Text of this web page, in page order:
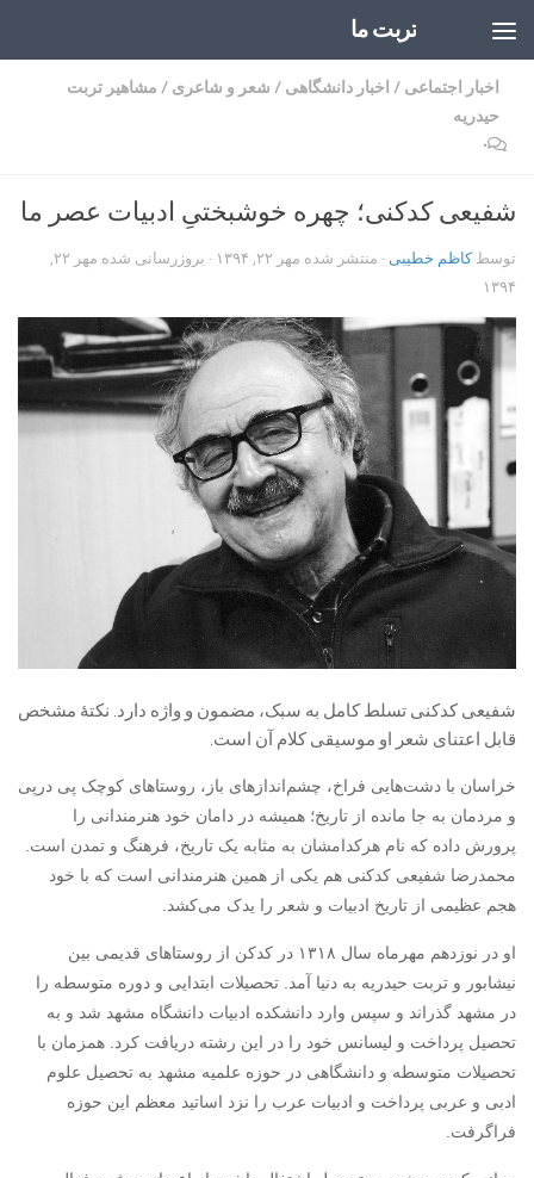
تربت ما
اخبار اجتماعی / اخبار دانشگاهی / شعر و شاعری / مشاهیر تربت
حیدریه
۰
شفیعی کدکنی؛ چهره خوشبختیِ ادبیات عصر ما
توسطکاظم خطیبی · منتشر شده مهر ۲۲, ۱۳۹۴ · بروزرسانی شده
مهر ۲۲,
۱۳۹۴
شفیعی کدکنی تسلط کامل به سبک، مضمون و واژه دارد. نکتهٔ مشخص
قابل اعتنای شعر او موسیقی کلام آن است.
خراسان با دشت‌هایی فراخ، چشم‌اندازهای باز، روستاهای کوچک پی درپی
و مردمان به جا مانده از تاریخ؛ همیشه در دامان خود هنرمندانی را
پرورش داده که نام هرکدامشان به مثابه یک تاریخ، فرهنگ و تمدن است.
محمدرضا شفیعی کدکنی هم یکی از همین هنرمندانی است که با خود
هجم عظیمی از تاریخ ادبیات و شعر را یدک می‌کشد.
او در نوزدهم مهرماه سال ۱۳۱۸ در کدکن از روستاهای قدیمی بین
نیشابور و تربت حیدریه به دنیا آمد. تحصیلات ابتدایی و دوره متوسطه را
در مشهد گذراند و سپس وارد دانشکده ادبیات دانشگاه مشهد شد و به
تحصیل پرداخت و لیسانس خود را در این رشته دریافت کرد. همزمان با
تحصیلات متوسطه و دانشگاهی در حوزه علمیه مشهد به تحصیل علوم
ادبی و عربی پرداخت و ادبیات عرب را نزد اساتید معظم این حوزه
فراگرفت.